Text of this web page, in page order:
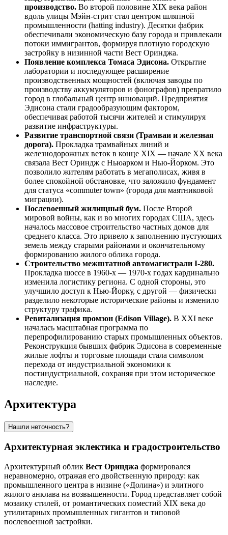
производство. Во второй половине XIX века район
вдоль улицы Мэйн-стрит стал центром шляпной
промышленности (hatting industry). Десятки фабрик
обеспечивали экономическую базу города и привлекали
потоки иммигрантов, формируя плотную городскую
застройку в низинной части Вест Оринджа.
Появление комплекса Томаса Эдисона. Открытие
лаборатории и последующее расширение
производственных мощностей (включая заводы по
производству аккумуляторов и фонографов) превратило
город в глобальный центр инноваций. Предприятия
Эдисона стали градообразующим фактором,
обеспечивая работой тысячи жителей и стимулируя
развитие инфраструктуры.
Развитие транспортной связи (Трамваи и железная
дорога). Прокладка трамвайных линий и
железнодорожных веток в конце XIX — начале XX века
связала Вест Ориндж с Ньюарком и Нью-Йорком. Это
позволило жителям работать в мегаполисах, живя в
более спокойной обстановке, что заложило фундамент
для статуса «commuter town» (города для маятниковой
миграции).
Послевоенный жилищный бум. После Второй
мировой войны, как и во многих городах США, здесь
началось массовое строительство частных домов для
среднего класса. Это привело к заполнению пустующих
земель между старыми районами и окончательному
формированию жилого облика города.
Строительство межштатной автомагистрали I-280.
Прокладка шоссе в 1960-х — 1970-х годах кардинально
изменила логистику региона. С одной стороны, это
улучшило доступ к Нью-Йорку, с другой — физически
разделило некоторые исторические районы и изменило
структуру трафика.
Ревитализация промзон (Edison Village). В XXI веке
началась масштабная программа по
перепрофилированию старых промышленных объектов.
Реконструкция бывших фабрик Эдисона в современные
жилые лофты и торговые площади стала символом
перехода от индустриальной экономики к
постиндустриальной, сохраняя при этом историческое
наследие.
Архитектура
Нашли неточность?
Архитектурная эклектика и градостроительство
Архитектурный облик Вест Оринджа формировался
неравномерно, отражая его двойственную природу: как
промышленного центра в низине («Долина») и элитного
жилого анклава на возвышенности. Город представляет собой
мозаику стилей, от романтических поместий XIX века до
утилитарных промышленных гигантов и типовой
послевоенной застройки.